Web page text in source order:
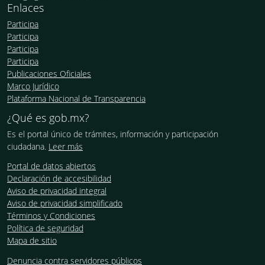
Enlaces
Participa
Participa
Participa
Participa
Publicaciones Oficiales
Marco Jurídico
Plataforma Nacional de Transparencia
¿Qué es gob.mx?
Es el portal único de trámites, información y participación
ciudadana. Leer más
Portal de datos abiertos
Declaración de accesibilidad
Aviso de privacidad integral
Aviso de privacidad simplificado
Términos y Condiciones
Política de seguridad
Mapa de sitio
Denuncia contra servidores públicos